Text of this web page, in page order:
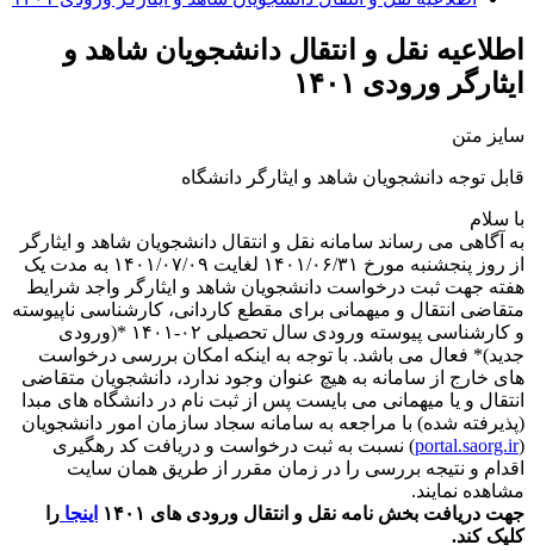
اطلاعیه نقل و انتقال دانشجویان شاهد و
ایثارگر ورودی ۱۴۰۱
سایز متن
قابل توجه دانشجویان شاهد و ایثارگر دانشگاه
با سلام
به آگاهی می رساند سامانه نقل و انتقال دانشجویان شاهد و ایثارگر
از روز پنجشنبه مورخ ۱۴۰۱/۰۶/۳۱ لغایت ۱۴۰۱/۰۷/۰۹ به مدت یک
هفته جهت ثبت درخواست دانشجویان شاهد و ایثارگر واجد شرایط
متقاضی انتقال و میهمانی برای مقطع کاردانی، کارشناسی ناپیوسته
و کارشناسی پیوسته ورودی سال تحصیلی ۰۲-۱۴۰۱ *(ورودی
جدید)* فعال می باشد. با توجه به اینکه امکان بررسی درخواست
های خارج از سامانه به هیچ عنوان وجود ندارد، دانشجویان متقاضی
انتقال و یا میهمانی می بایست پس از ثبت نام در دانشگاه های مبدا
(پذیرفته شده) با مراجعه به سامانه سجاد سازمان امور دانشجویان
(
portal.saorg.ir) نسبت به ثبت درخواست و دریافت کد رهگیری
اقدام و نتیجه بررسی را در زمان مقرر از طریق‌ همان‌ سایت‌
مشاهده‌ نمایند.
جهت دریافت بخش نامه نقل و انتقال ورودی های ۱۴۰۱
اینجا را
کلیک کند.